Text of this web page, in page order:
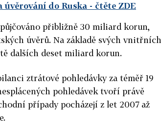
úvěrování do Ruska - čtěte ZDE
přibližně 30 miliard korun,
úvěrů. Na základě svých vnitřních
dalších deset miliard korun.
ztrátové pohledávky za téměř 19
pohledávek tvoří právě
případy pocházejí z let 2007 až